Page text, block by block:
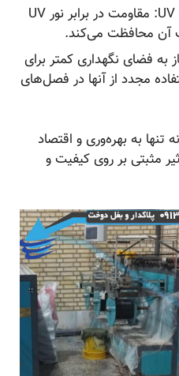
مقاومت در برابر اشعه UV: مقاومت در برابر نور UV
محافظت می‌کند.
نگهداری کمتر برای
مجدد از آنها در فصل‌های
به بهره‌وری و اقتصاد
بر روی کیفیت و